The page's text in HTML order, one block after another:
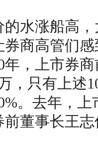
水涨船高，
券商高管们
年，上市券
，只有上述
。去年，上
董事长王